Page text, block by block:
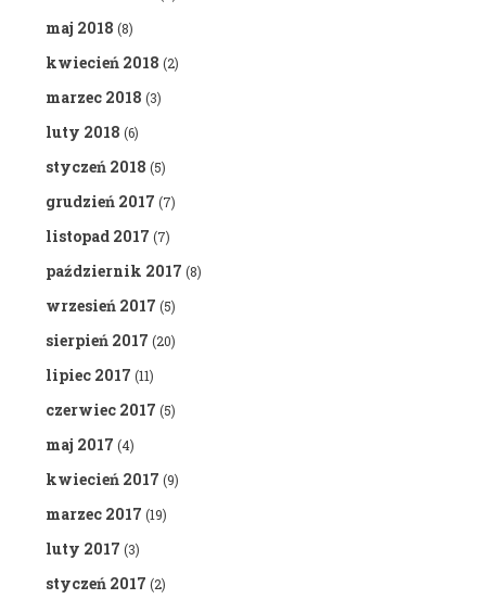
maj 2018 (8)
kwiecień 2018 (2)
marzec 2018 (3)
luty 2018 (6)
styczeń 2018 (5)
grudzień 2017 (7)
listopad 2017 (7)
październik 2017 (8)
wrzesień 2017 (5)
sierpień 2017 (20)
lipiec 2017 (11)
czerwiec 2017 (5)
maj 2017 (4)
kwiecień 2017 (9)
marzec 2017 (19)
luty 2017 (3)
styczeń 2017 (2)